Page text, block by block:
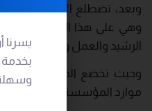
وبعد، تضطلع المؤسسات
وهي على هذا الأساس مدعوة
الرشيد والعمل وفق قواعد
وحيث تخضع المنشآت
موارد المؤسسة لتمويل
يسرنا
بخدمة